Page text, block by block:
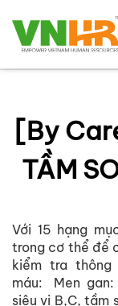
[By
TẦM
Với 15 hạng
trong cơ thể để
kiểm tra
máu: Men gan:
siêu vi B,C, tầm